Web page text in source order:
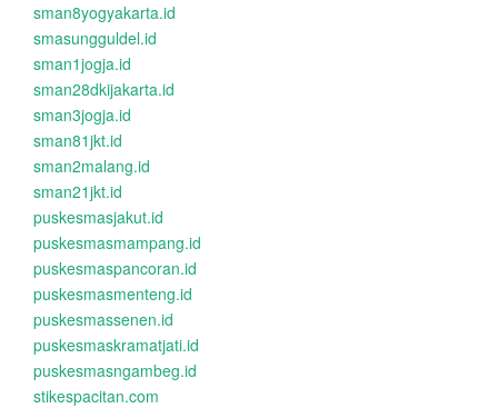
sman8yogyakarta.id
smasungguldel.id
sman1jogja.id
sman28dkijakarta.id
sman3jogja.id
sman81jkt.id
sman2malang.id
sman21jkt.id
puskesmasjakut.id
puskesmasmampang.id
puskesmaspancoran.id
puskesmasmenteng.id
puskesmassenen.id
puskesmaskramatjati.id
puskesmasngambeg.id
stikespacitan.com